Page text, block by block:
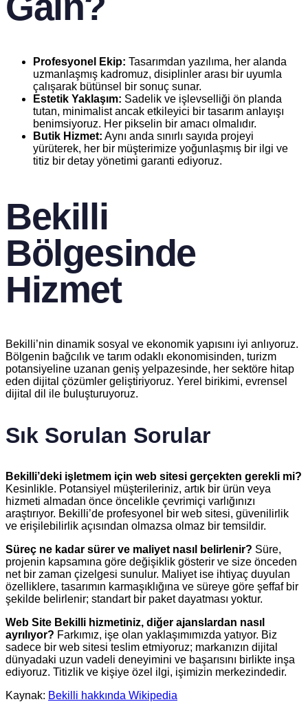
Profesyonel Ekip: Tasarımdan yazılıma, her alanda
uzmanlaşmış kadromuz, disiplinler arası bir uyumla
çalışarak bütünsel bir sonuç sunar.
Estetik Yaklaşım: Sadelik ve işlevselliği ön planda
tutan, minimalist ancak etkileyici bir tasarım anlayışı
benimsiyoruz. Her pikselin bir amacı olmalıdır.
Butik Hizmet: Aynı anda sınırlı sayıda projeyi
yürüterek, her bir müşterimize yoğunlaşmış bir ilgi ve
titiz bir detay yönetimi garanti ediyoruz.
Bekilli
Bölgesinde
Hizmet
Bekilli’nin dinamik sosyal ve ekonomik yapısını iyi anlıyoruz.
Bölgenin bağcılık ve tarım odaklı ekonomisinden, turizm
potansiyeline uzanan geniş yelpazesinde, her sektöre hitap
eden dijital çözümler geliştiriyoruz. Yerel birikimi, evrensel
dijital dil ile buluşturuyoruz.
Sık Sorulan Sorular
Bekilli’deki işletmem için web sitesi gerçekten gerekli mi?
Kesinlikle. Potansiyel müşterileriniz, artık bir ürün veya
hizmeti almadan önce öncelikle çevrimiçi varlığınızı
araştırıyor. Bekilli’de profesyonel bir web sitesi, güvenilirlik
ve erişilebilirlik açısından olmazsa olmaz bir temsildir.
Süreç ne kadar sürer ve maliyet nasıl belirlenir? Süre,
projenin kapsamına göre değişiklik gösterir ve size önceden
net bir zaman çizelgesi sunulur. Maliyet ise ihtiyaç duyulan
özelliklere, tasarımın karmaşıklığına ve süreye göre şeffaf bir
şekilde belirlenir; standart bir paket dayatması yoktur.
Web Site Bekilli hizmetiniz, diğer ajanslardan nasıl
ayrılıyor? Farkımız, işe olan yaklaşımımızda yatıyor. Biz
sadece bir web sitesi teslim etmiyoruz; markanızın dijital
dünyadaki uzun vadeli deneyimini ve başarısını birlikte inşa
ediyoruz. Titizlik ve kişiye özel ilgi, işimizin merkezindedir.
Kaynak: Bekilli hakkında Wikipedia